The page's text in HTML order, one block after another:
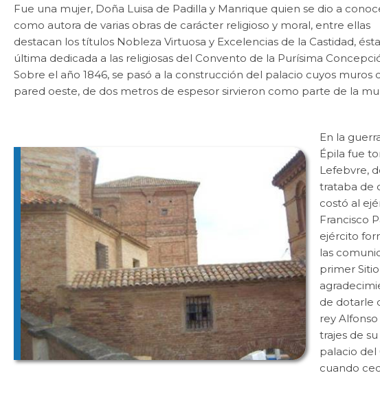
Fue una mujer, Doña Luisa de Padilla y Manrique quien se dio a
como autora de varias obras de carácter religioso y moral, entre ellas
destacan los títulos Nobleza Virtuosa y Excelencias de la Castidad, ésta
última dedicada a las religiosas del Convento de la Purísima
Sobre el año 1846, se pasó a la construcción del palacio cuyos muros
pared oeste, de dos metros de espesor sirvieron como parte de la
En la
Épila fue
Lefebvre,
trataba de
costó al
Francisco
ejército
las
primer
de dotarle
rey
trajes de
palacio del
cuando